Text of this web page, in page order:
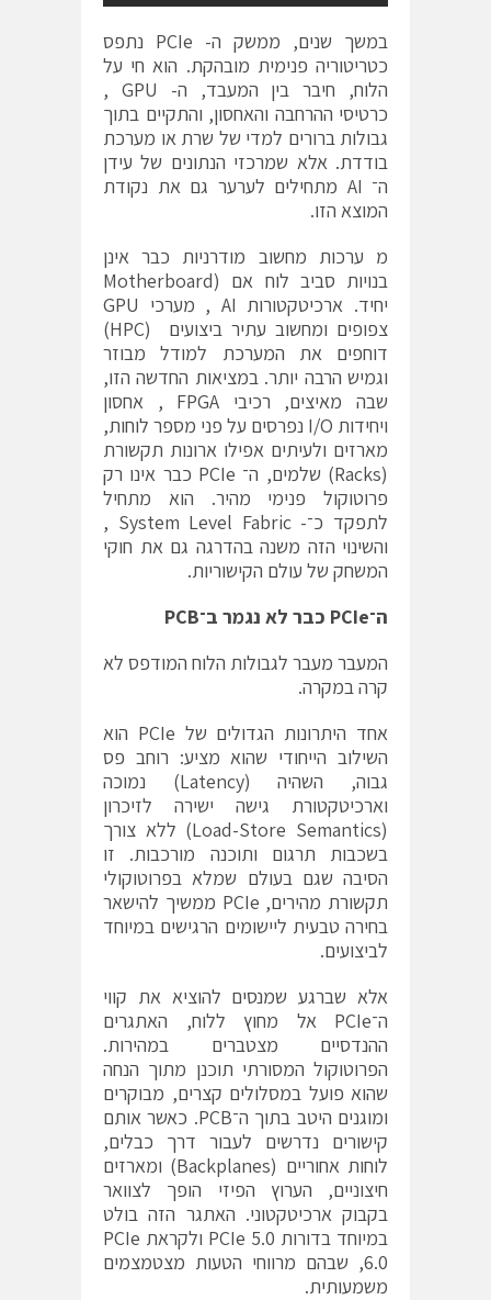
במשך שנים, ממשק ה- PCIe נתפס
כטריטוריה פנימית מובהקת. הוא חי על
הלוח, חיבר בין המעבד, ה- GPU ,
כרטיסי ההרחבה והאחסון, והתקיים בתוך
גבולות ברורים למדי של שרת או מערכת
בודדת. אלא שמרכזי הנתונים של עידן
ה־ AI מתחילים לערער גם את נקודת
המוצא הזו.
מ ערכות מחשוב מודרניות כבר אינן
בנויות סביב לוח אם (Motherboard
יחיד. ארכיטקטורות AI , מערכי GPU
צפופים ומחשוב עתיר ביצועים (HPC)
דוחפים את המערכת למודל מבוזר
וגמיש הרבה יותר. במציאות החדשה הזו,
שבה מאיצים, רכיבי FPGA , אחסון
ויחידות I/O נפרסים על פני מספר לוחות,
מארזים ולעיתים אפילו ארונות תקשורת
(Racks) שלמים, ה־ PCIe כבר אינו רק
פרוטוקול פנימי מהיר. הוא מתחיל
לתפקד כ־- System Level Fabric ,
והשינוי הזה משנה בהדרגה גם את חוקי
המשחק של עולם הקישוריות.
ה־PCIe כבר לא נגמר ב־PCB
המעבר מעבר לגבולות הלוח המודפס לא
קרה במקרה.
אחד היתרונות הגדולים של PCIe הוא
השילוב הייחודי שהוא מציע: רוחב פס
גבוה, השהיה (Latency) נמוכה
וארכיטקטורת גישה ישירה לזיכרון
(Load-Store Semantics) ללא צורך
בשכבות תרגום ותוכנה מורכבות. זו
הסיבה שגם בעולם שמלא בפרוטוקולי
תקשורת מהירים, PCIe ממשיך להישאר
בחירה טבעית ליישומים הרגישים במיוחד
לביצועים.
אלא שברגע שמנסים להוציא את קווי
ה־PCIe אל מחוץ ללוח, האתגרים
ההנדסיים מצטברים במהירות.
הפרוטוקול המסורתי תוכנן מתוך הנחה
שהוא פועל במסלולים קצרים, מבוקרים
ומוגנים היטב בתוך ה־PCB. כאשר אותם
קישורים נדרשים לעבור דרך כבלים,
לוחות אחוריים (Backplanes) ומארזים
חיצוניים, הערוץ הפיזי הופך לצוואר
בקבוק ארכיטקטוני. האתגר הזה בולט
במיוחד בדורות PCIe 5.0 ולקראת PCIe
6.0, שבהם מרווחי הטעות מצטמצמים
משמעותית.